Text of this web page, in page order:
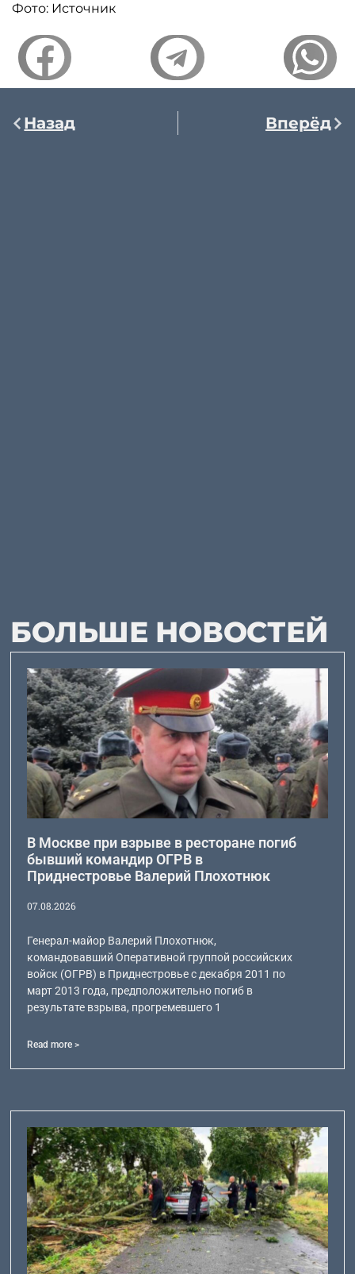
Фото: Источник
Назад Вперёд
БОЛЬШЕ НОВОСТЕЙ
В Москве при взрыве в ресторане погиб
бывший командир ОГРВ в
Приднестровье Валерий Плохотнюк
07.08.2026
Генерал-майор Валерий Плохотнюк,
командовавший Оперативной группой российских
войск (ОГРВ) в Приднестровье с декабря 2011 по
март 2013 года, предположительно погиб в
результате взрыва, прогремевшего 1
Read more >